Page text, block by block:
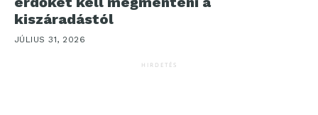
kiszáradástól
JÚLIUS 31, 2026
HIRDETÉS